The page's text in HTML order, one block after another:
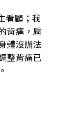
看顧；我
背痛，肩
體沒辦法
整背痛已